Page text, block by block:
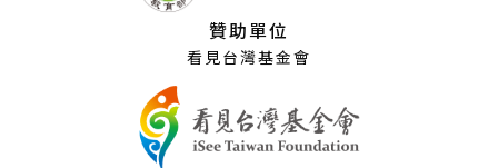
贊助單位
看見台灣基金會